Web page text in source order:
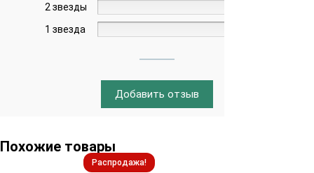
2 звезды
1 звезда
Добавить отзыв
Похожие товары
Распродажа!